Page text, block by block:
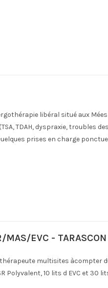
libéral situé aux
TDAH, dyspraxie, troubles
prises en charge
EVC - TARASCON
multisites àcompter
10 lits d EVC et 30